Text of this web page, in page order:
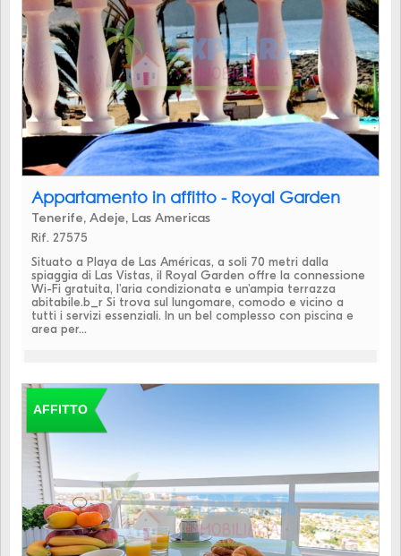
Appartamento in affitto - Royal Garden
Tenerife, Adeje, Las Americas
Rif. 27575
Situato a Playa de Las Américas, a soli 70 metri dalla
spiaggia di Las Vistas, il Royal Garden offre la connessione
Wi-Fi gratuita, l'aria condizionata e un'ampia terrazza
abitabile.b_r Si trova sul lungomare, comodo e vicino a
tutti i servizi essenziali. In un bel complesso con piscina e
area per...
AFFITTO